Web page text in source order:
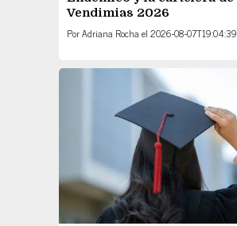
Vendimias 2026
PorAdriana Rocha el 2026-08-07T19:04:39